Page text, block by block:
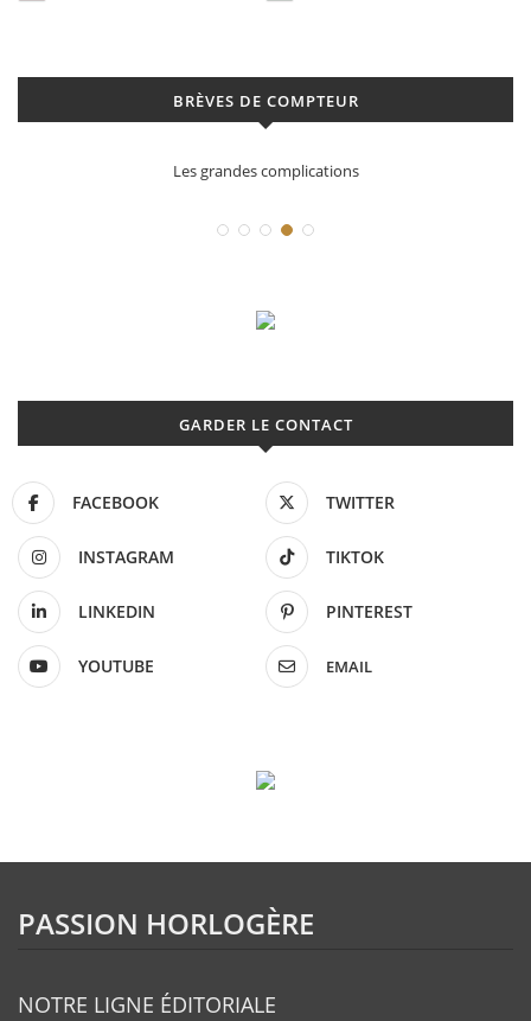
BRÈVES DE COMPTEUR
Les grandes complications
GARDER LE CONTACT
FACEBOOK TWITTER
INSTAGRAM TIKTOK
LINKEDIN PINTEREST
YOUTUBE EMAIL
PASSION HORLOGÈRE
NOTRE LIGNE ÉDITORIALE